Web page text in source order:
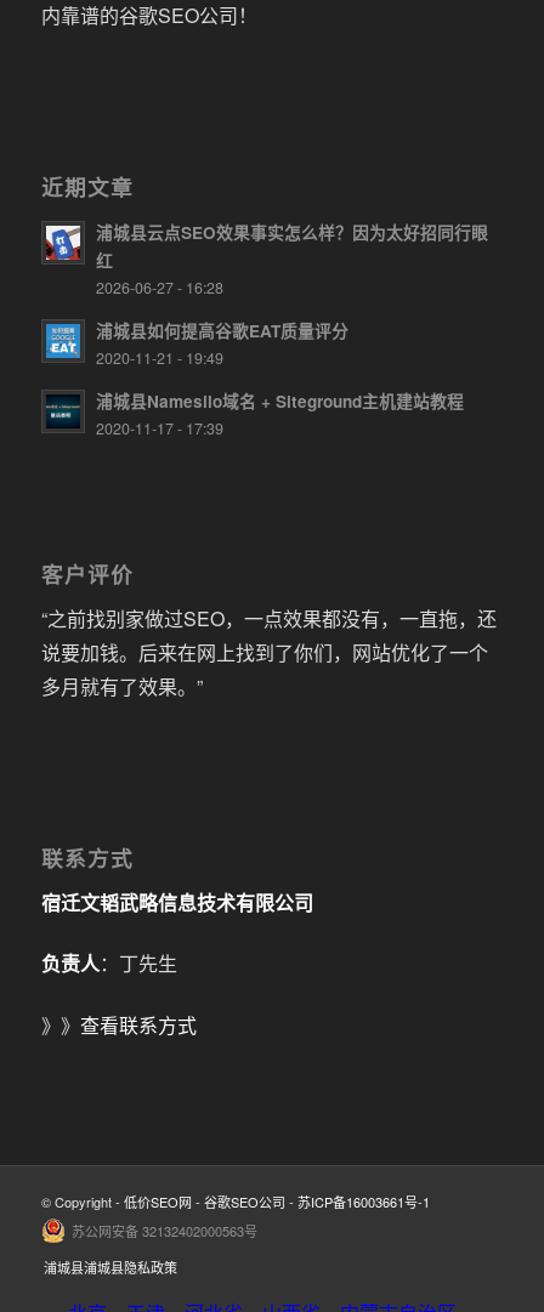
内靠谱的谷歌SEO公司！
近期文章
浦城县云点SEO效果事实怎么样？因为太好招同行眼
红
2026-06-27 - 16:28
浦城县如何提高谷歌EAT质量评分
2020-11-21 - 19:49
浦城县Namesilo域名 + Siteground主机建站教程
2020-11-17 - 17:39
客户评价
“之前找别家做过SEO，一点效果都没有，一直拖，还
说要加钱。后来在网上找到了你们，网站优化了一个
多月就有了效果。”
联系方式
宿迁文韬武略信息技术有限公司
负责人：丁先生
》》 查看联系方式
© Copyright - 低价SEO网 - 谷歌SEO公司 - 苏ICP备16003661号-1
苏公网安备 32132402000563号
浦城县浦城县隐私政策